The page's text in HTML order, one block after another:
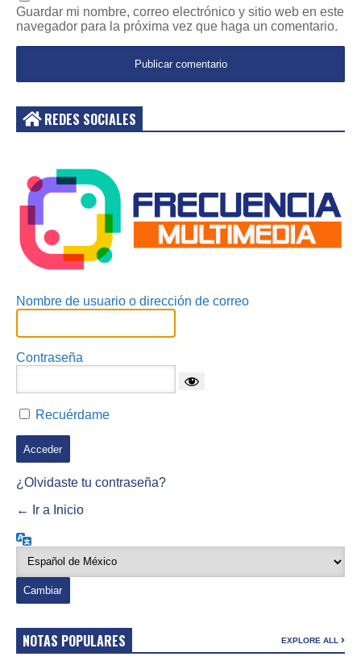
Guardar mi nombre, correo electrónico y sitio web en este
navegador para la próxima vez que haga un comentario.
REDES SOCIALES
Nombre de usuario o dirección de correo
Contraseña
Recuérdame
¿Olvidaste tu contraseña?
← Ir a Inicio
NOTAS POPULARES EXPLORE ALL